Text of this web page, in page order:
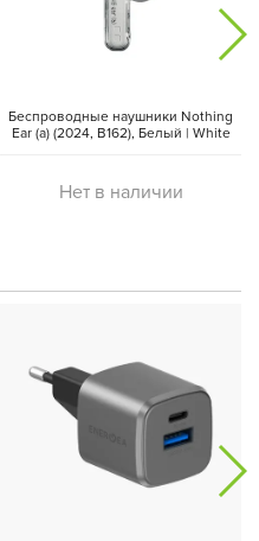
стиль. Его
устойчивость к окружающей
индивидуальность
он оснащен камерой с
на базе TrueLens
каждый момент с
и профессиональной
Ultra XDR позволяет
различной экспозицией и
Беспроводные наушники Nothing
Ear (a) (2024, B162), Белый | White
Нет в наличии